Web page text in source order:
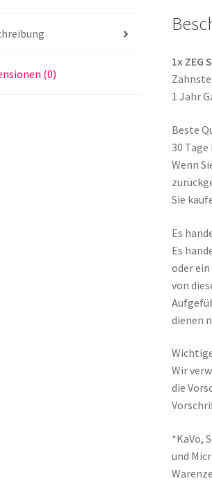
(0)
1x ZEG
1 Jahr
Beste
30
Wenn
Sie
Es
Es
oder
von
dienen
Wir
die
*KaVo,
und